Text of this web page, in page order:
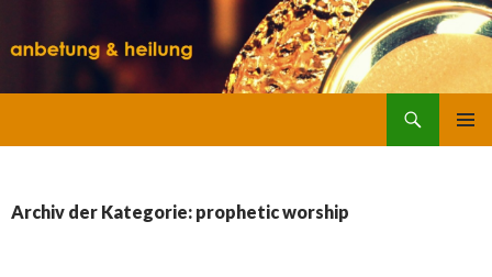
Archiv der Kategorie: prophetic worship